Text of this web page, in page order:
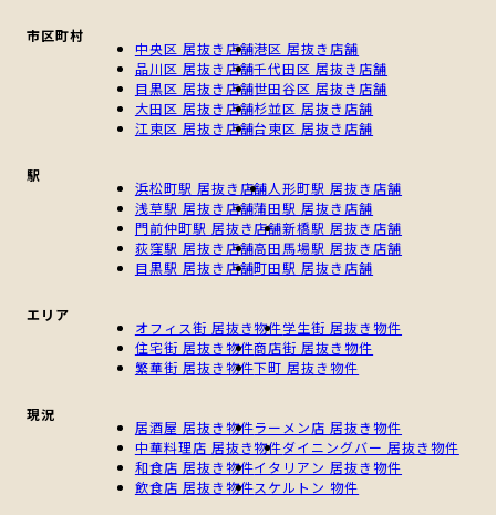
市区町村
中央区 居抜き店舗港区 居抜き店舗
品川区 居抜き店舗千代田区 居抜き店舗
目黒区 居抜き店舗世田谷区 居抜き店舗
大田区 居抜き店舗杉並区 居抜き店舗
江東区 居抜き店舗台東区 居抜き店舗
駅
浜松町駅 居抜き店舗人形町駅 居抜き店舗
浅草駅 居抜き店舗蒲田駅 居抜き店舗
門前仲町駅 居抜き店舗新橋駅 居抜き店舗
荻窪駅 居抜き店舗高田馬場駅 居抜き店舗
目黒駅 居抜き店舗町田駅 居抜き店舗
エリア
オフィス街 居抜き物件学生街 居抜き物件
住宅街 居抜き物件商店街 居抜き物件
繁華街 居抜き物件下町 居抜き物件
現況
居酒屋 居抜き物件ラーメン店 居抜き物件
中華料理店 居抜き物件ダイニングバー 居抜き物件
和食店 居抜き物件イタリアン 居抜き物件
飲食店 居抜き物件スケルトン 物件